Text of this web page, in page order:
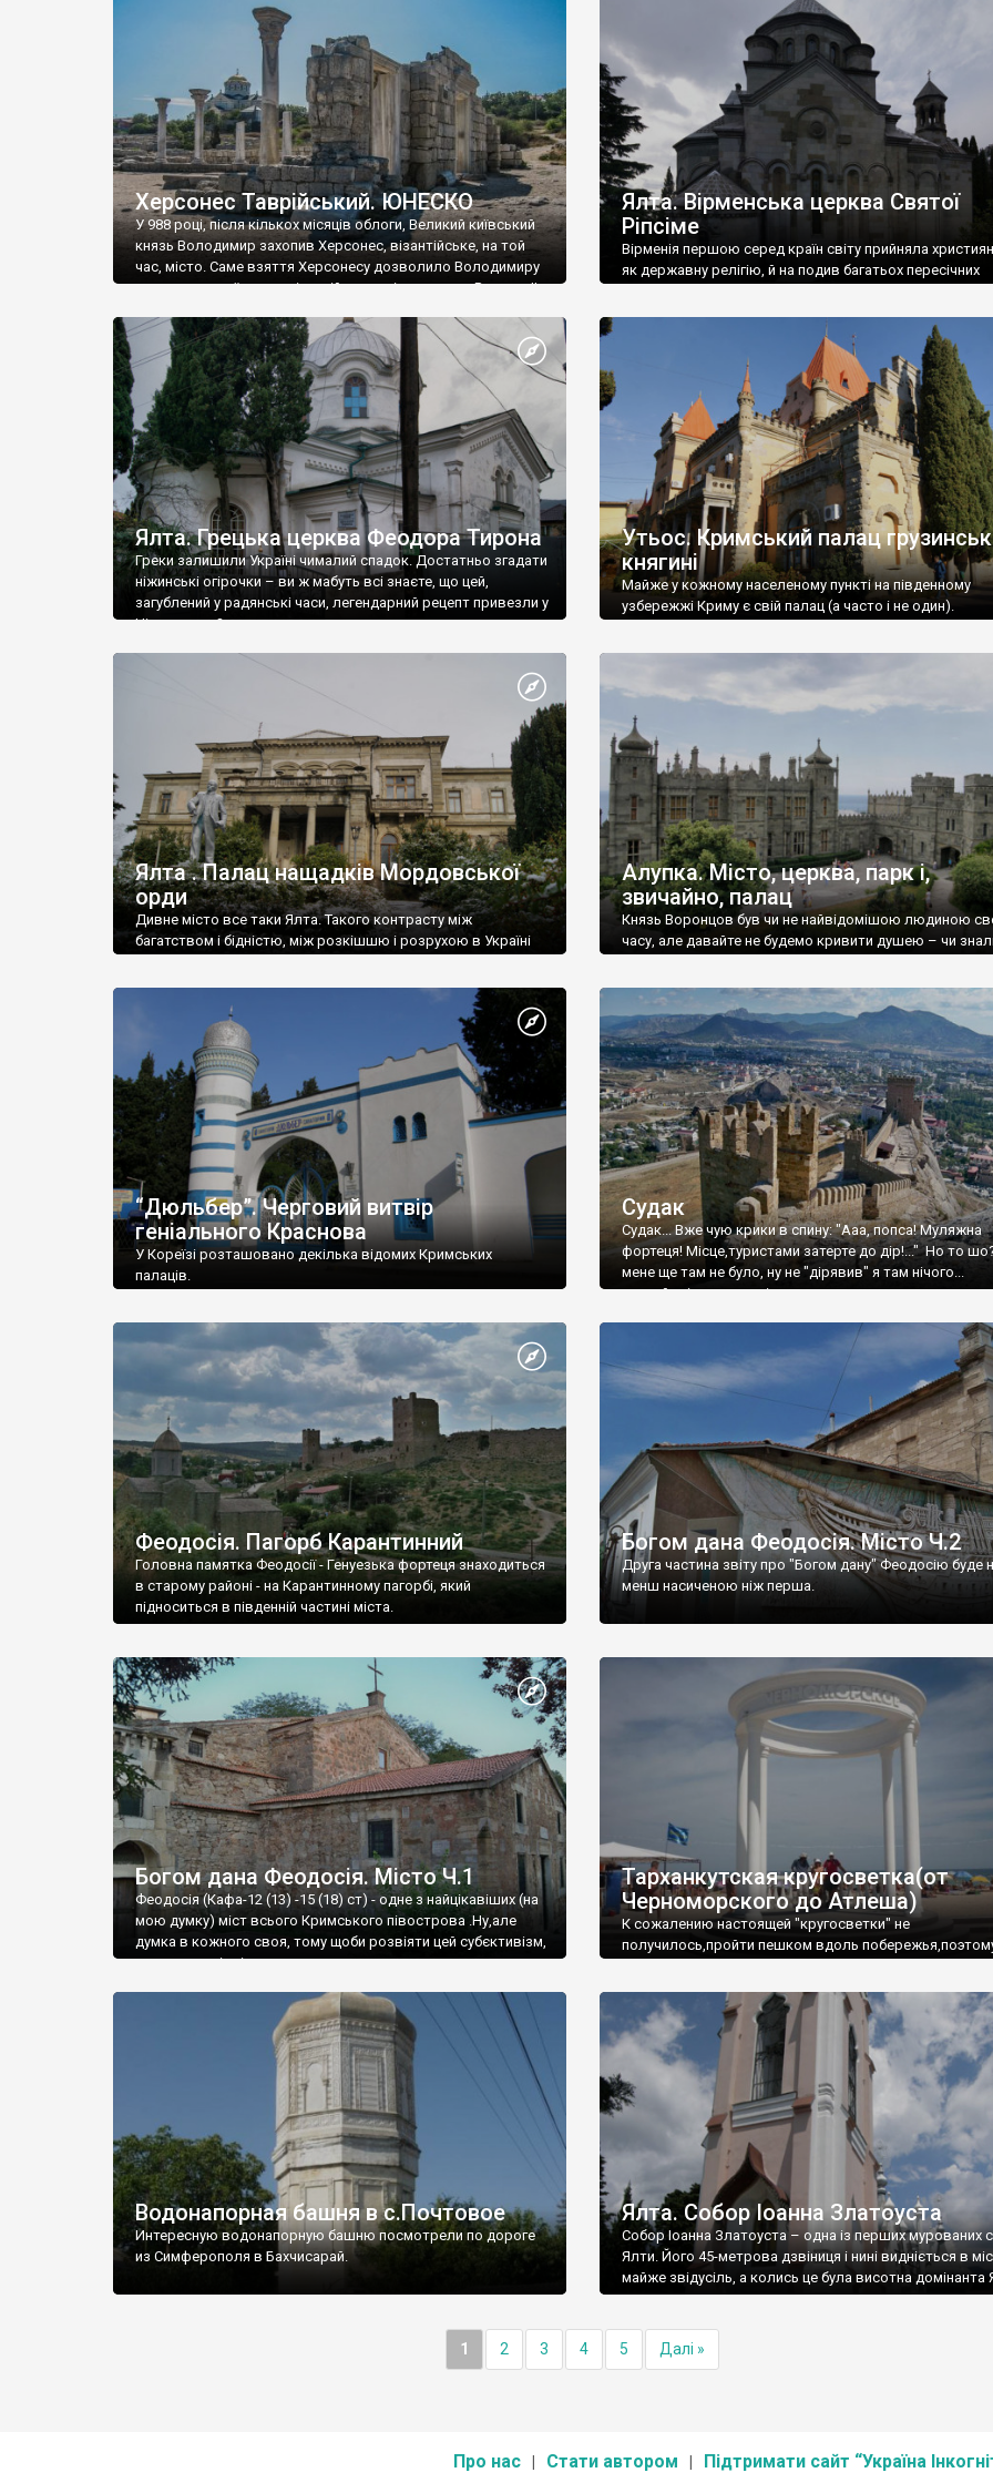
візантійської доби. Раритети викрадені з фондів об’єкту
культурної спадщини ЮНЕСКО «Херсонеса Таврійського».
Офіційно – на виставку «Золото Візантії», але експерти та
влада в Україні вважають це лише […]
називаються «повстяками» (postaki)…” “Вино. Крим
виробляє відмінне вино і його вдосталь: воно все
легке біле і дуже […]
Херсонес Таврійський. ЮНЕСКО
У 988 році, після кількох місяців облоги, Великий київський
князь Володимир захопив Херсонес, візантійське, на той
час, місто. Саме взяття Херсонесу дозволило Володимиру
диктувати свої умови візантійському імператору Василю ІІ,
Херсонесі Володимир-язичник, став Василем-
християнином. А потім було Хрещення Русі. На честь
Херсонесу Таврійського названо місто […]
Ялта. Вірменська церква Святої
Ріпсіме
Вірменія першою серед країн світу прийняла
як державну релігію, й на подив багатьох пересічних
Ялта. Грецька церква Феодора Тирона
Греки залишили Україні чималий спадок. Достатньо згадати
ніжинські огірочки – ви ж мабуть всі знаєте, що цей,
загублений у радянські часи, легендарний рецепт привезли у
Ніжин греки?
Утьос. Кримський палац
княгині
Майже у кожному населеному пункті на південному
узбережжі Криму є свій палац (а часто і не один).
Ялта . Палац нащадків Мордовської
орди
Дивне місто все таки Ялта. Такого контрасту між
багатством і бідністю, між розкішшю і розрухою в Україні
Алупка. Місто, церква, парк і,
звичайно, палац
Князь Воронцов був чи не найвідомішою людиною
часу, але давайте не будемо кривити душею – чи
“Дюльбер”. Черговий витвір
геніального Краснова
У Кореїзі розташовано декілька відомих Кримських
палаців.
Судак
Судак... Вже чую крики в спину: "Ааа, попса! Муляжна
фортеця! Місце,туристами затерте до дір!..." Но то
мене ще там не було, ну не "дірявив" я там нічого...
принаймні до цього літа.
Феодосія. Пагорб Карантинний
Головна памятка Феодосії - Генуезька фортеця знаходиться
в старому районі - на Карантинному пагорбі, який
підноситься в південній частині міста.
Богом дана Феодосія. Місто Ч.2
Друга частина звіту про "Богом дану" Феодосію буде
менш насиченою ніж перша.
Богом дана Феодосія. Місто Ч.1
Феодосія (Кафа-12 (13) -15 (18) ст) - одне з найцікавіших (на
мою думку) міст всього Кримського півострова .Ну,але
думка в кожного своя, тому щоби розвіяти цей субєктивізм,
запрошую відвідати це
Тарханкутская кругосветка(от
Черноморского до Атлеша)
К сожалению настоящей "кругосветки" не
получилось,пройти пешком вдоль
Водонапорная башня в с.Почтовое
Интересную водонапорную башню посмотрели по дороге
из Симферополя в Бахчисарай.
Ялта. Собор Іоанна Златоуста
Собор Іоанна Златоуста – одна із перших мурованих
Ялти. Його 45-метрова дзвіниця і нині видніється в
майже звідусіль, а колись це була висотна домінанта
1 2 3 4 5 Далі »
Про нас Стати автором Підтримати сайт “Україна